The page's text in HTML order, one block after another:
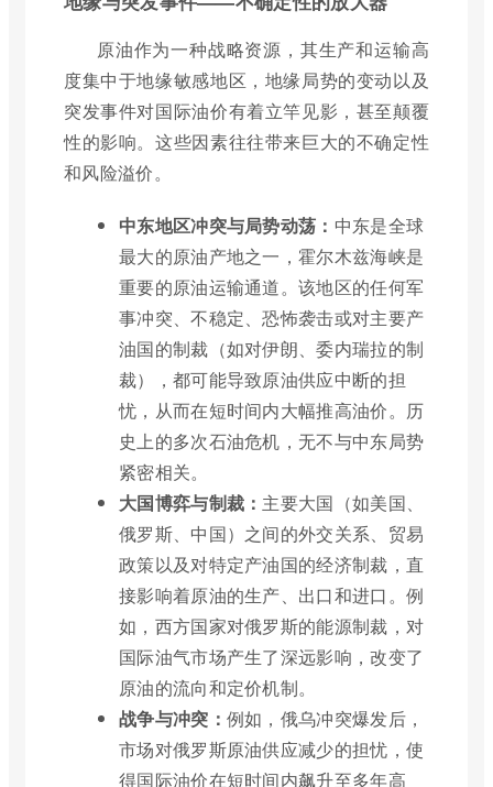
原油作为一种战略资源，其生产和运输高
度集中于地缘敏感地区，地缘局势的变动以及
突发事件对国际油价有着立竿见影，甚至颠覆
性的影响。这些因素往往带来巨大的不确定性
和风险溢价。
中东地区冲突与局势动荡： 中东是全球
最大的原油产地之一，霍尔木兹海峡是
重要的原油运输通道。该地区的任何军
事冲突、不稳定、恐怖袭击或对主要产
油国的制裁（如对伊朗、委内瑞拉的制
裁），都可能导致原油供应中断的担
忧，从而在短时间内大幅推高油价。历
史上的多次石油危机，无不与中东局势
紧密相关。
大国博弈与制裁： 主要大国（如美国、
俄罗斯、中国）之间的外交关系、贸易
政策以及对特定产油国的经济制裁，直
接影响着原油的生产、出口和进口。例
如，西方国家对俄罗斯的能源制裁，对
国际油气市场产生了深远影响，改变了
原油的流向和定价机制。
战争与冲突： 例如，俄乌冲突爆发后，
市场对俄罗斯原油供应减少的担忧，使
得国际油价在短时间内飙升至多年高